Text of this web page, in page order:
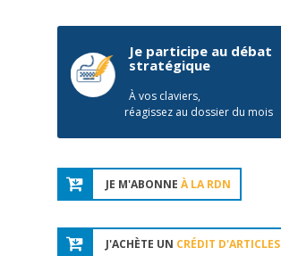
Je participe au débat
stratégique
À vos claviers,
réagissez au dossier du mois
JE M'ABONNE À LA RDN
J'ACHÈTE UN CRÉDIT D'ARTICLES